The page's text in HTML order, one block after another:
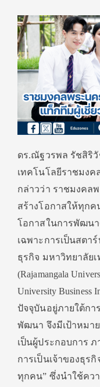
ดร.ณัฐวรพล รัชสิริ
เทคโนโลยีราชมง
กล่าวว่า ราชมงคล
สร้างโอกาสให้ทุกค
โอกาสในการพัฒนา
เฉพาะการเป็นสตา
ธุรกิจ มหาวิทยาลัย
(Rajamangala
University Business
ปัจจุบันอยู่ภายใต้กา
พัฒนา จึงมีเป้าหมา
เป็นผู้ประกอบการ
การเป็นเจ้าของธุร
ทุกคน” ซึ่งนำใช้คว